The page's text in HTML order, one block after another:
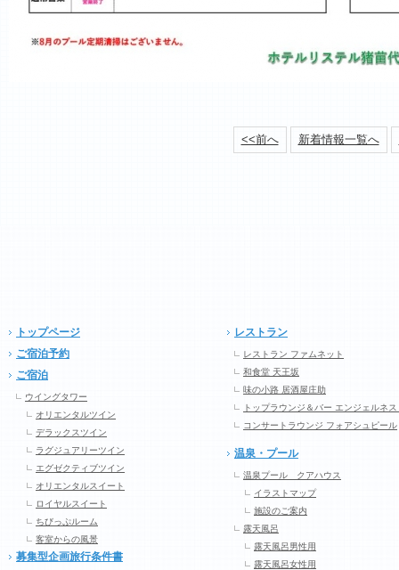
<<前へ 新着情報一覧へ
トップページ
ご宿泊予約
ご宿泊
ウイングタワー
オリエンタルツイン
デラックスツイン
ラグジュアリーツイン
エグゼクティブツイン
オリエンタルスイート
ロイヤルスイート
ちびっぷルーム
客室からの風景
募集型企画旅行条件書
レストラン
レストラン ファムネット
和食堂 天王坂
味の小路 居酒屋庄助
トップラウンジ＆バー エンジェルネス
コンサートラウンジ フォアシュピール
温泉・プール
温泉プール クアハウス
イラストマップ
施設のご案内
露天風呂
露天風呂男性用
露天風呂女性用